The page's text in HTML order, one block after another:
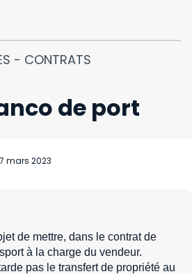
- CONTRATS
de port
mars 2023
de mettre, dans le contrat de
à la charge du vendeur.
pas le transfert de propriété au